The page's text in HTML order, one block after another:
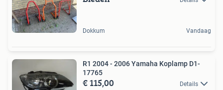
Dokkum Vandaag
R1 2004 - 2006 Yamaha Koplamp D1-
17765
€ 115,00 Details